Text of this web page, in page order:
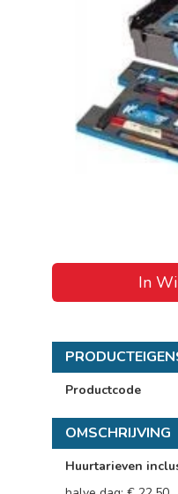
In
Productcode
OMSCHRIJVING
Huurtarieven